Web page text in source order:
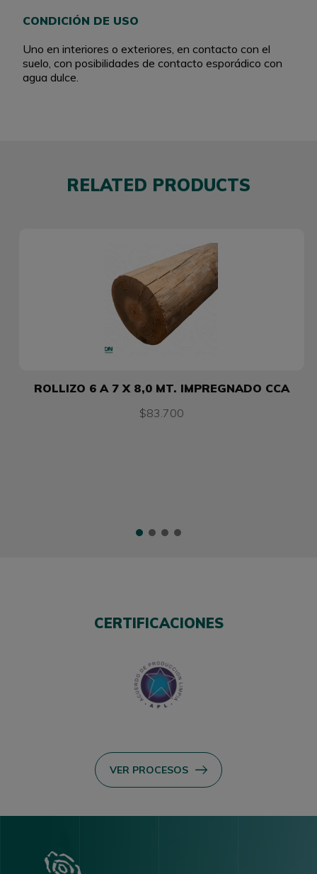
CONDICIÓN DE USO
Uno en interiores o exteriores, en contacto con el
suelo, con posibilidades de contacto esporádico con
agua dulce.
RELATED PRODUCTS
ROLLIZO 6 A 7 X 8,0 MT. IMPREGNADO CCA
$83.700
CERTIFICACIONES
VER PROCESOS